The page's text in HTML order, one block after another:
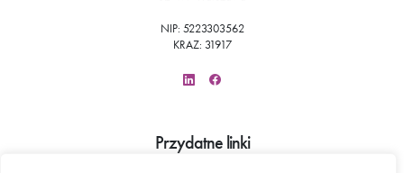
NIP: 5223303562
KRAZ: 31917
Przydatne linki